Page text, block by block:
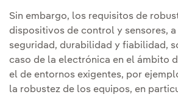
Sin embargo, los requisitos de
dispositivos de control y sensores,
seguridad, durabilidad y fiabilidad,
caso de la electrónica en el ámbito
el de entornos exigentes, por
la robustez de los equipos, en